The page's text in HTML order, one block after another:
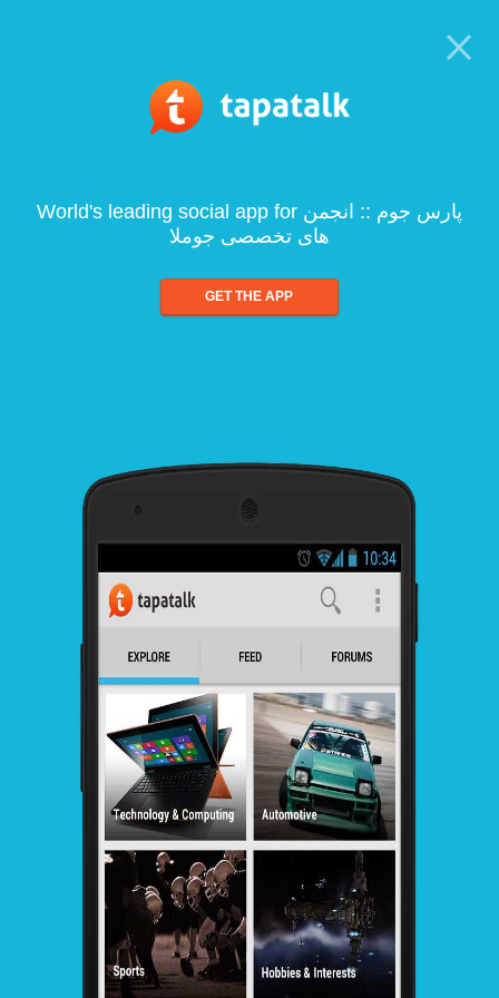
World's leading social app for پارس جوم :: انجمن
های تخصصی جوملا
GET THE APP